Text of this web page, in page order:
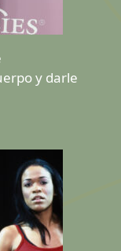
y darle